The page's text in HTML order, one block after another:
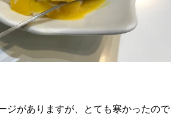
ジがありますが、とても寒かったので